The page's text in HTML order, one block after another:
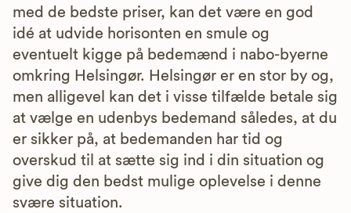
med de bedste priser, kan det være en god
idé at udvide horisonten en smule og
eventuelt kigge på bedemænd i nabo-byerne
omkring Helsingør. Helsingør er en stor by og,
men alligevel kan det i visse tilfælde betale sig
at vælge en udenbys bedemand således, at du
er sikker på, at bedemanden har tid og
overskud til at sætte sig ind i din situation og
give dig den bedst mulige oplevelse i denne
svære situation.